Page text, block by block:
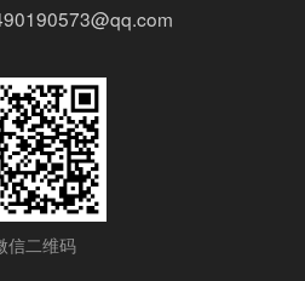
信二维码